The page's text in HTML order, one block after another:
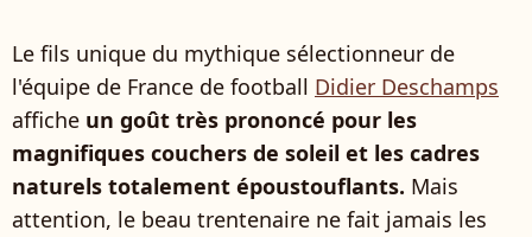
Le fils unique du mythique sélectionneur de
l'équipe de France de football Didier Deschamps
affiche un goût très prononcé pour les
magnifiques couchers de soleil et les cadres
naturels totalement époustouflants. Mais
attention, le beau trentenaire ne fait jamais les